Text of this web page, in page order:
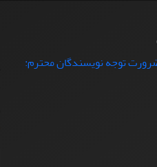
توجه نویسندگان محترم: